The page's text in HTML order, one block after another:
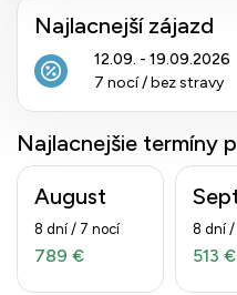
Najlacnejší zájazd
12.09. - 19.09.2026
7 nocí / bez stravy
Najlacnejšie termíny
August
8 dní / 7 nocí
789 €
8 dní
513 €